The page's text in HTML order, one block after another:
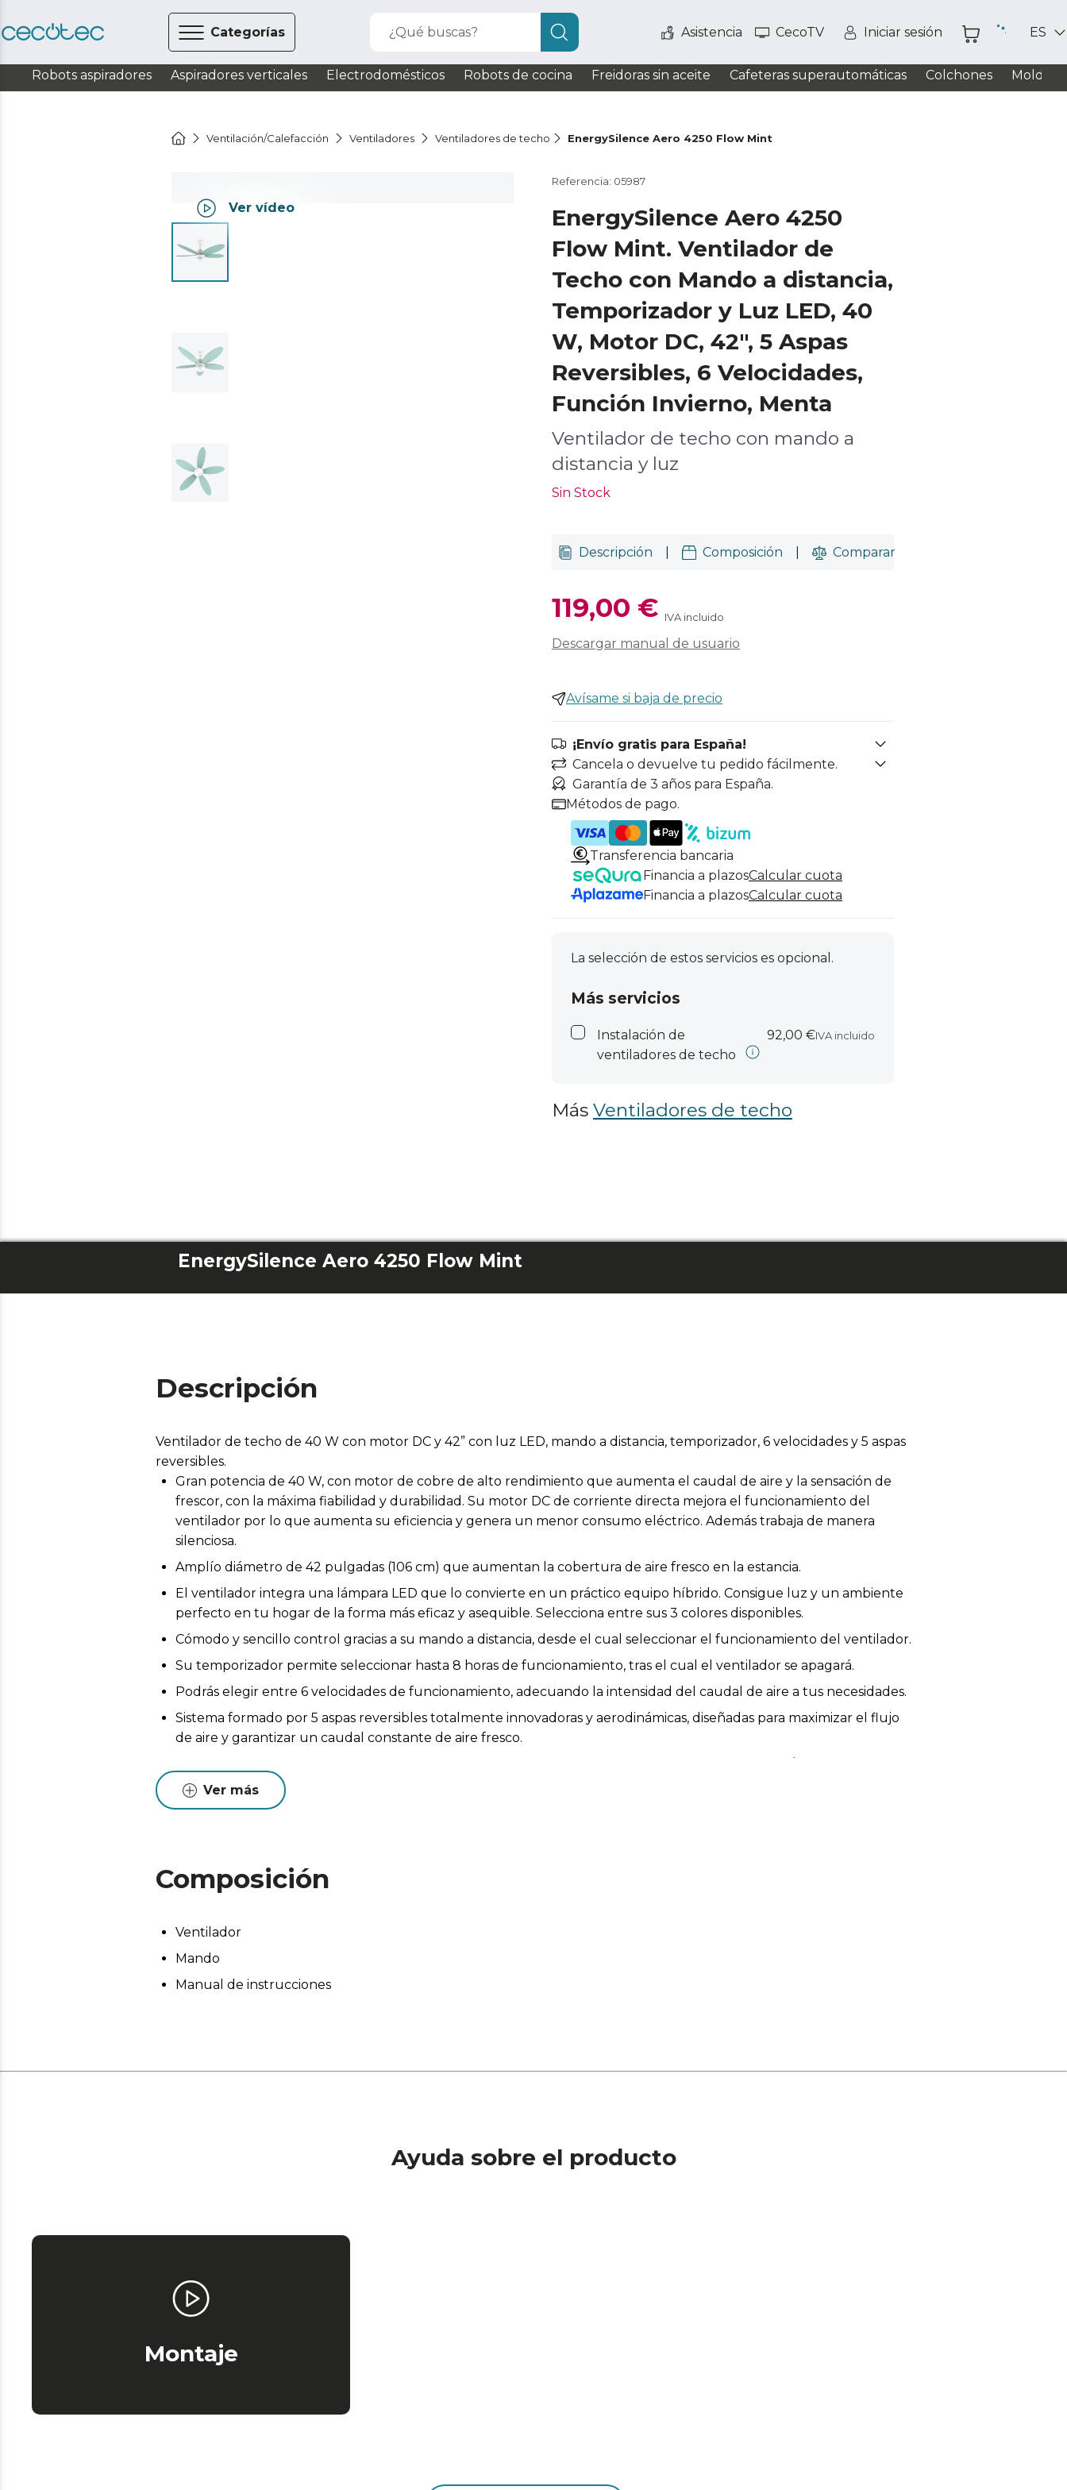
Categorías ¿Qué buscas? Asistencia CecoTV Iniciar sesión ES
Robots aspiradores Aspiradores verticales Electrodomésticos Robots de cocina Freidoras sin aceite Cafeteras superautomáticas Colchones
Ventilación/Calefacción Ventiladores Ventiladores de techo EnergySilence Aero 4250 Flow Mint
Ver vídeo
Referencia: 05987
EnergySilence Aero 4250
Flow Mint. Ventilador de
Techo con Mando a distancia,
Temporizador y Luz LED, 40
W, Motor DC, 42", 5 Aspas
Reversibles, 6 Velocidades,
Función Invierno, Menta
Ventilador de techo con mando a
distancia y luz
Sin Stock
Descripción Composición Comparar
119,00 € IVA incluido
Descargar manual de usuario
Avísame si baja de precio
¡Envío gratis para España!
Cancela o devuelve tu pedido fácilmente.
Garantía de 3 años para España.
Métodos de pago.
Transferencia bancaria
Financia a plazosCalcular cuota
Financia a plazosCalcular cuota
La selección de estos servicios es opcional.
Más servicios
Instalación de
ventiladores de techo
92,00 €IVA incluido
Más Ventiladores de techo
EnergySilence Aero 4250 Flow Mint
Descripción
Ventilador de techo de 40 W con motor DC y 42” con luz LED, mando a distancia, temporizador, 6 velocidades y 5 aspas
reversibles.
Gran potencia de 40 W, con motor de cobre de alto rendimiento que aumenta el caudal de aire y la sensación de
frescor, con la máxima fiabilidad y durabilidad. Su motor DC de corriente directa mejora el funcionamiento del
ventilador por lo que aumenta su eficiencia y genera un menor consumo eléctrico. Además trabaja de manera
silenciosa.
Amplío diámetro de 42 pulgadas (106 cm) que aumentan la cobertura de aire fresco en la estancia.
El ventilador integra una lámpara LED que lo convierte en un práctico equipo híbrido. Consigue luz y un ambiente
perfecto en tu hogar de la forma más eficaz y asequible. Selecciona entre sus 3 colores disponibles.
Cómodo y sencillo control gracias a su mando a distancia, desde el cual seleccionar el funcionamiento del ventilador.
Su temporizador permite seleccionar hasta 8 horas de funcionamiento, tras el cual el ventilador se apagará.
Podrás elegir entre 6 velocidades de funcionamiento, adecuando la intensidad del caudal de aire a tus necesidades.
Sistema formado por 5 aspas reversibles totalmente innovadoras y aerodinámicas, diseñadas para maximizar el flujo
de aire y garantizar un caudal constante de aire fresco.
Mediante un conmutador se selecciona el sentido de rotación de las aspas, en un sentido en Verano para generar
una agradable brisa y en sentido contrario en Invierno para impulsar el aire caliente concentrado en el techo hacia
Ver más
Composición
Ventilador
Mando
Manual de instrucciones
Ayuda sobre el producto
Montaje